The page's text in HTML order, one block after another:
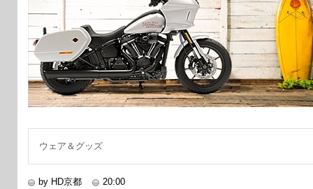
ウェア＆グッズ
by HD京都 20:00